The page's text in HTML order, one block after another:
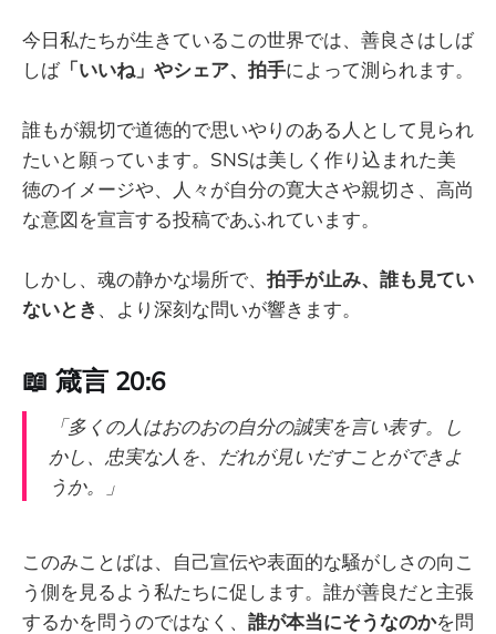
今日私たちが生きているこの世界では、善良さはしば
しば「いいね」やシェア、拍手によって測られます。
誰もが親切で道徳的で思いやりのある人として見られ
たいと願っています。SNSは美しく作り込まれた美
徳のイメージや、人々が自分の寛大さや親切さ、高尚
な意図を宣言する投稿であふれています。
しかし、魂の静かな場所で、 拍手が止み、誰も見てい
ないとき 、より深刻な問いが響きます。
📖 箴言 20:6
「多くの人はおのおの自分の誠実を言い表す。し
かし、忠実な人を、だれが見いだすことができよ
うか。」
このみことばは、自己宣伝や表面的な騒がしさの向こ
う側を見るよう私たちに促します。誰が善良だと主張
するかを問うのではなく、 誰が本当にそうなのかを問